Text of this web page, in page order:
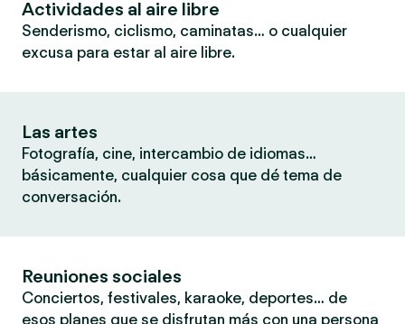
Actividades al aire libre
Senderismo, ciclismo, caminatas… o cualquier
excusa para estar al aire libre.
Las artes
Fotografía, cine, intercambio de idiomas…
básicamente, cualquier cosa que dé tema de
conversación.
Reuniones sociales
Conciertos, festivales, karaoke, deportes… de
esos planes que se disfrutan más con una persona